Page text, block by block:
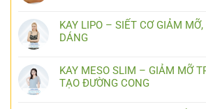
KAY LIPO – SIẾT CƠ GIẢM
DÁNG
KAY MESO SLIM – GIẢM MỠ
TẠO ĐƯỜNG CONG